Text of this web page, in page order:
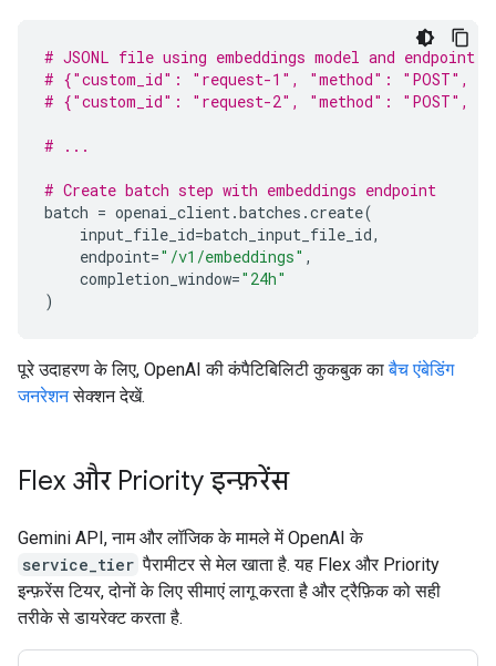
# JSONL file using embeddings model and endpoint
# {"custom_id": "request-1", "method": "POST",
# {"custom_id": "request-2", "method": "POST",
# ...
# Create batch step with embeddings endpoint
batch = openai_client.batches .create(
input_file_id=batch_input_file_id,
endpoint="/v1/embeddings" ,
completion_window="24h"
)
पूरे उदाहरण के लिए, OpenAI की कंपैटिबिलिटी कुकबुक काबैच एंबेडिंग
जनरेशनसेक्शन देखें.
Flex और Priority इन्फ़रेंस
Gemini API, नाम और लॉजिक के मामले में OpenAI के
service_tier पैरामीटर से मेल खाता है. यह Flex और Priority
इन्फ़रेंस टियर, दोनों के लिए सीमाएं लागू करता है और ट्रैफ़िक को सही
तरीके से डायरेक्ट करता है.